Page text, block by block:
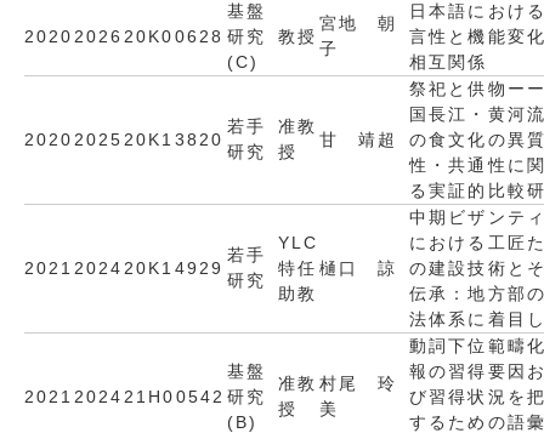
2020 2026 20K00628
基盤
研究
(C)
教授
宮地 朝
子
日本語におけ
言性と機能変
相互関係
2020 2025 20K13820
若手
研究
准教
授
甘 靖超
祭祀と供物ー
国長江・黄河
の食文化の異
性・共通性に
る実証的比較
2021 2024 20K14929
若手
研究
YLC
特任
助教
樋口 諒
中期ビザンテ
における工匠
の建設技術と
伝承：地方部
法体系に着目
2021 2024 21H00542
基盤
研究
(B)
准教
授
村尾 玲
美
動詞下位範疇
報の習得要因
び習得状況を
するための語